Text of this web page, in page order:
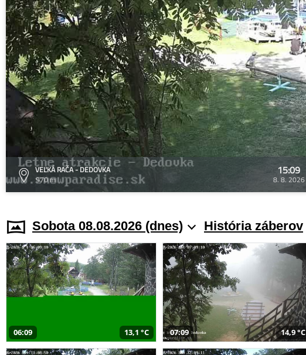
VEĽKÁ RAČA - DEDOVKA
970 m
15:09
8. 8. 2026
Sobota 08.08.2026 (dnes) História záberov
06:09 13,1 °C 07:09 14,9 °C